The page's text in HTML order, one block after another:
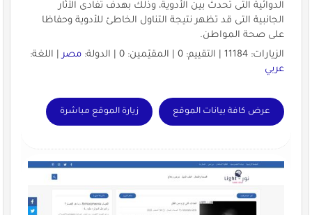
الدوائية التى تحدث بين الأدوية، وذلك بهدف تفادى الآثار
الجانبية التى قد تظهر نتيجة التناول الخاطئ للأدوية وحفاظا
على صحة المواطن.
الزيارات: 11184 | التقييم: 0 | المقيّمين: 0 | الدولة:
مصر| اللغة:
عربي
عرض كافة بيانات الموقع زيارة الموقع مباشرة